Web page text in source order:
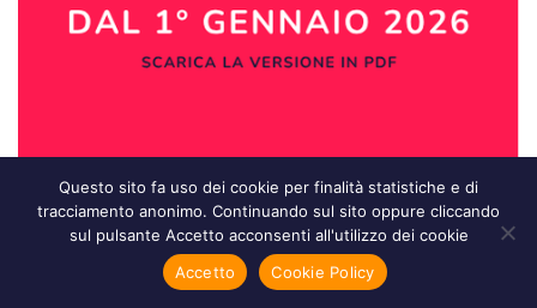
Questo sito fa uso dei cookie per finalità statistiche e di
tracciamento anonimo. Continuando sul sito oppure cliccando
sul pulsante Accetto acconsenti all'utilizzo dei cookie
Accetto
Cookie Policy